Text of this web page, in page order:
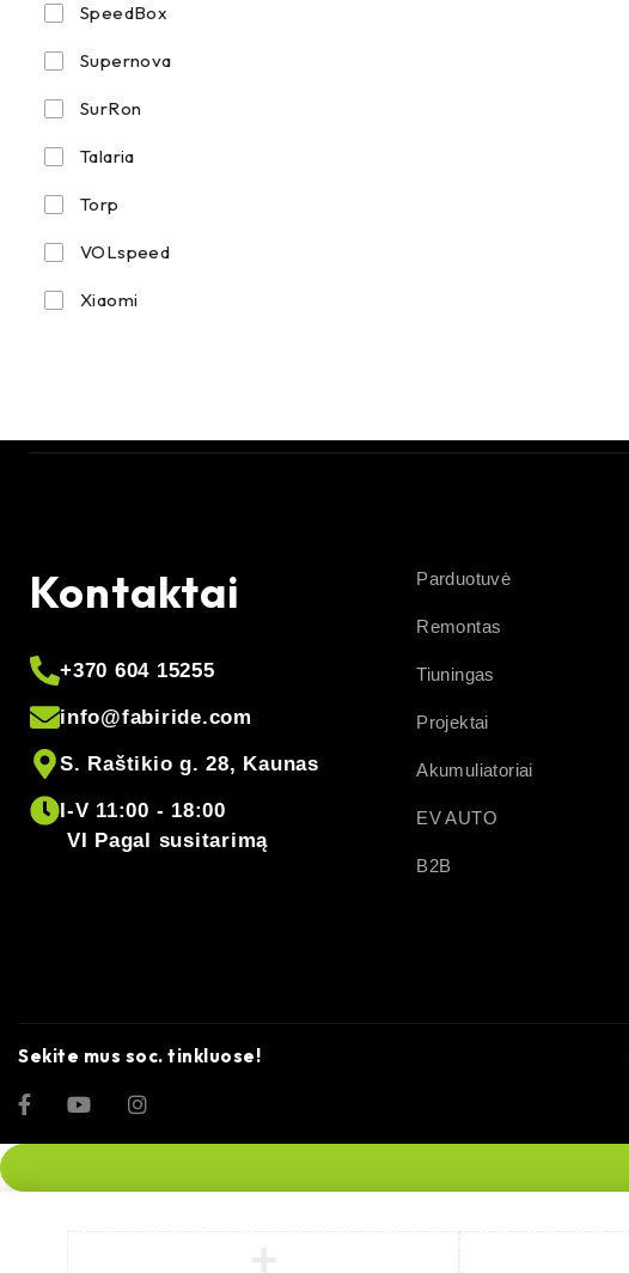
SpeedBox
Supernova
SurRon
Talaria
Torp
VOLspeed
Xiaomi
Kontaktai
+370 604 15255
info@fabiride.com
S. Raštikio g. 28, Kaunas
I-V 11:00 - 18:00
VI Pagal susitarimą
Parduotuvė
Remontas
Tiuningas
Projektai
Akumuliatoriai
EV AUTO
B2B
Sekite mus soc. tinkluose!